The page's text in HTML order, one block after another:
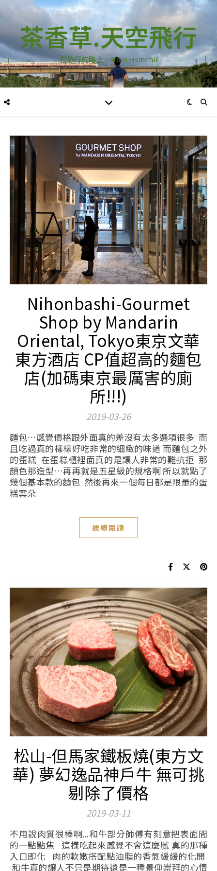
茶香草.天空飛行
在旅行的路上…from Hsinchu
Nihonbashi-Gourmet
Shop by Mandarin
Oriental, Tokyo東京文華
東方酒店 CP值超高的麵包
店(加碼東京最厲害的廁
所!!!)
2019-03-26
麵包…感覺價格跟外面真的差沒有太多選項很多 而
且吃過真的樣樣好吃非常的細緻的味道 而麵包之外
的蛋糕 在蛋糕櫃裡面真的是讓人非常的難抗拒 那
顏色那造型…再再就是五星級的規格啊 所以就點了
幾個基本款的麵包 然後再來一個每日都是限量的蛋
糕雲朵
繼續閱讀
松山-但馬家鐵板燒(東方文
華) 夢幻逸品神戶牛 無可挑
剔除了價格
2019-03-11
不用說肉質很棒啊...和牛部分師傅有刻意把表面間
的一點點焦 這樣吃起來感覺不會這麼膩 真的那種
入口即化 肉的軟嫩搭配點油脂的香氣緩緩的化開
和牛真的讓人不只是期待還是一種景仰崇拜的心情